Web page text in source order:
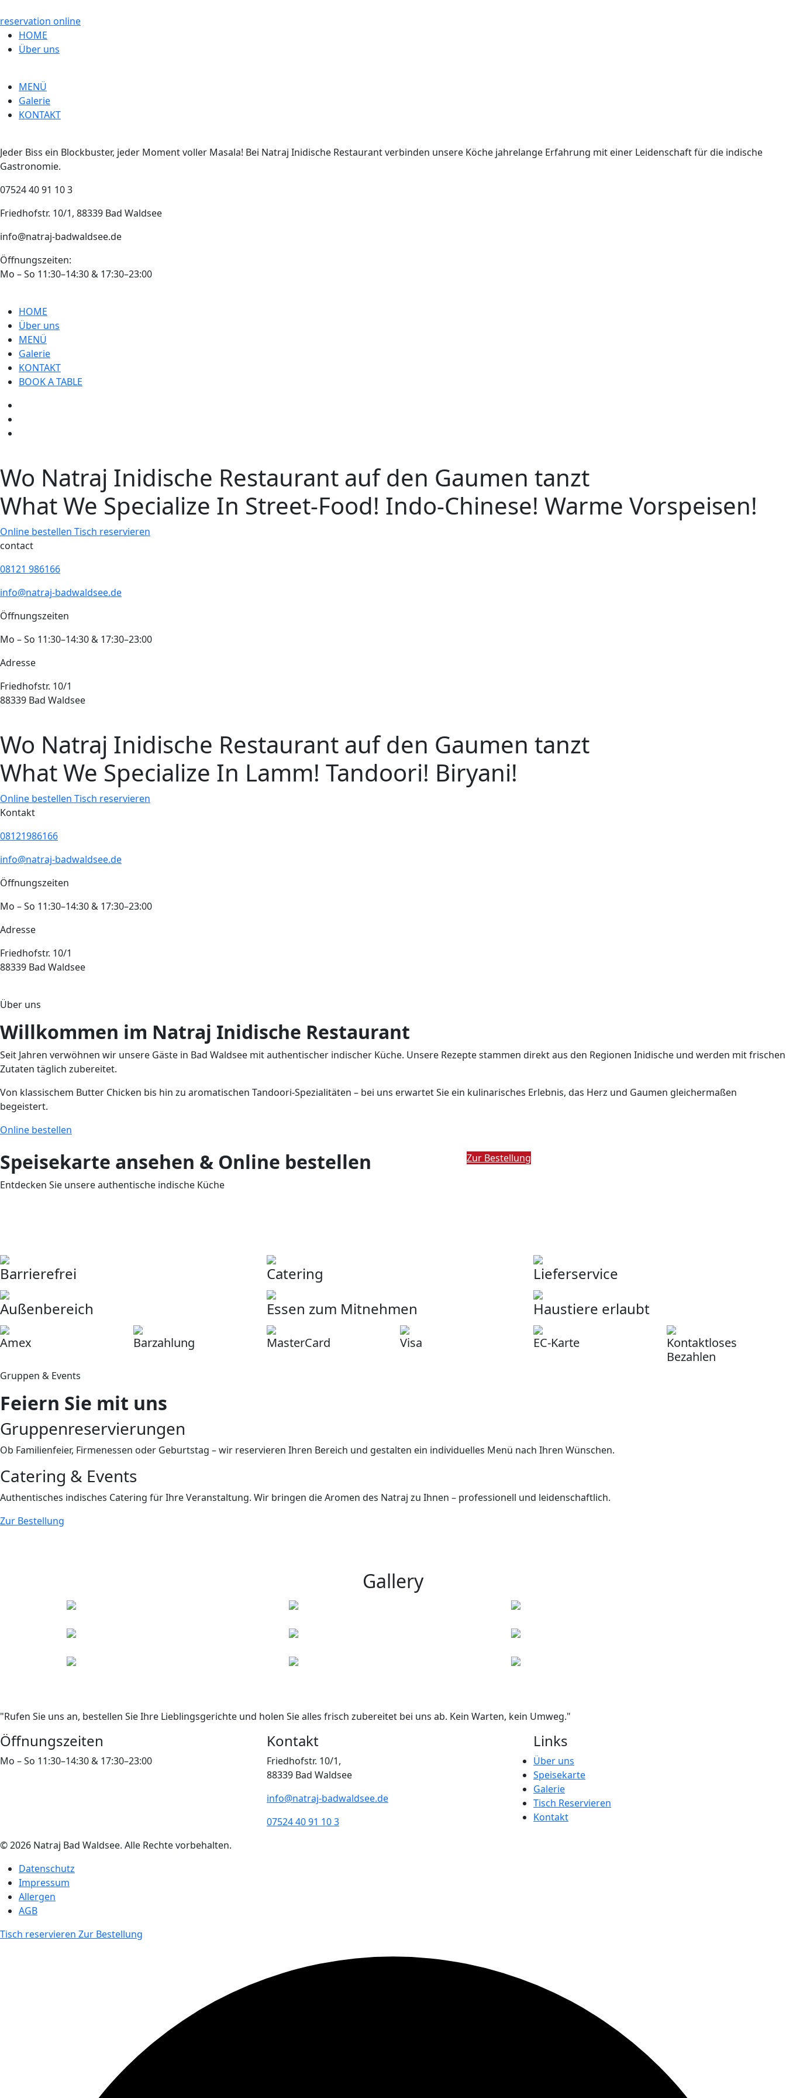
reservation online
HOME
Über uns
MENÜ
Galerie
KONTAKT
Jeder Biss ein Blockbuster, jeder Moment voller Masala! Bei Natraj Inidische Restaurant verbinden unsere Köche jahrelange Erfahrung mit einer Leidenschaft für die indische
Gastronomie.
07524 40 91 10 3
Friedhofstr. 10/1, 88339 Bad Waldsee
info@natraj-badwaldsee.de
Öffnungszeiten:
Mo – So 11:30–14:30 & 17:30–23:00
HOME
Über uns
MENÜ
Galerie
KONTAKT
BOOK A TABLE
Wo Natraj Inidische Restaurant auf den Gaumen tanzt
What We Specialize In Street-Food! Indo-Chinese! Warme Vorspeisen!
Online bestellen Tisch reservieren
contact
08121 986166
info@natraj-badwaldsee.de
Öffnungszeiten
Mo – So 11:30–14:30 & 17:30–23:00
Adresse
Friedhofstr. 10/1
88339 Bad Waldsee
Wo Natraj Inidische Restaurant auf den Gaumen tanzt
What We Specialize In Lamm! Tandoori! Biryani!
Online bestellen Tisch reservieren
Kontakt
08121986166
info@natraj-badwaldsee.de
Öffnungszeiten
Mo – So 11:30–14:30 & 17:30–23:00
Adresse
Friedhofstr. 10/1
88339 Bad Waldsee
Über uns
Willkommen im Natraj Inidische Restaurant
Seit Jahren verwöhnen wir unsere Gäste in Bad Waldsee mit authentischer indischer Küche. Unsere Rezepte stammen direkt aus den Regionen Inidische und werden mit frischen
Zutaten täglich zubereitet.
Von klassischem Butter Chicken bis hin zu aromatischen Tandoori-Spezialitäten – bei uns erwartet Sie ein kulinarisches Erlebnis, das Herz und Gaumen gleichermaßen
begeistert.
Online bestellen
Speisekarte ansehen & Online bestellen
Entdecken Sie unsere authentische indische Küche
Zur Bestellung
Barrierefrei Catering
Lieferservice
Außenbereich
Essen zum Mitnehmen Haustiere erlaubt
Amex Barzahlung MasterCard Visa EC-Karte
Kontaktloses
Bezahlen
Gruppen & Events
Feiern Sie mit uns
Gruppenreservierungen
Ob Familienfeier, Firmenessen oder Geburtstag – wir reservieren Ihren Bereich und gestalten ein individuelles Menü nach Ihren Wünschen.
Catering & Events
Authentisches indisches Catering für Ihre Veranstaltung. Wir bringen die Aromen des Natraj zu Ihnen – professionell und leidenschaftlich.
Zur Bestellung
Gallery
"Rufen Sie uns an, bestellen Sie Ihre Lieblingsgerichte und holen Sie alles frisch zubereitet bei uns ab. Kein Warten, kein Umweg."
Öffnungszeiten
Mo – So 11:30–14:30 & 17:30–23:00
Kontakt
Friedhofstr. 10/1,
88339 Bad Waldsee
info@natraj-badwaldsee.de
07524 40 91 10 3
Links
Über uns
Speisekarte
Galerie
Tisch Reservieren
Kontakt
© 2026 Natraj Bad Waldsee. Alle Rechte vorbehalten.
Datenschutz
Impressum
Allergen
AGB
Tisch reservieren Zur Bestellung